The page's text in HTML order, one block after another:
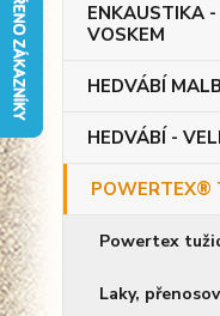
ENKAUSTIKA
VOSKEM
HEDVÁBÍ
HEDVÁBÍ -
POWERTEX®
Powertex
Laky,